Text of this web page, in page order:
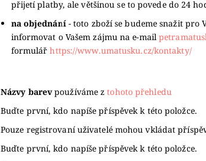
přijetí platby, ale většinou se to povede do 24
na objednání - toto zboží se budeme snažit pro
informovat o Vašem zájmu na e-mail
formulářhttps://www.umatusku.cz/kontakty/
Názvy barev používáme ztohoto přehledu
Buďte první, kdo napíše příspěvek k této položce.
Pouze registrovaní uživatelé mohou vkládat
Buďte první, kdo napíše příspěvek k této položce.